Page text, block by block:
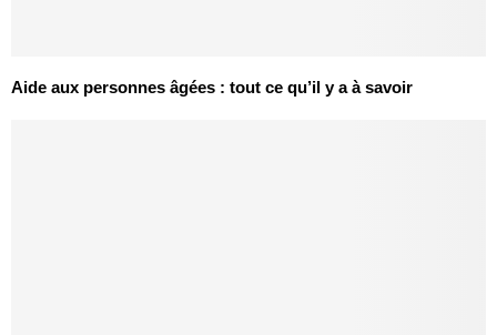
Aide aux personnes âgées : tout ce qu’il y a à savoir